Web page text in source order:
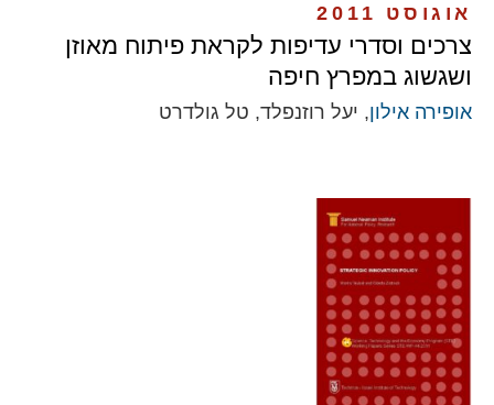
אוגוסט 2011
צרכים וסדרי עדיפות לקראת פיתוח מאוזן
ושגשוג במפרץ חיפה
אופירה אילון, יעל רוזנפלד, טל גולדרט